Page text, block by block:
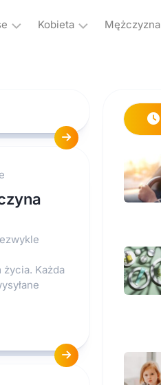
Kobieta
odchudzanie
Fitness
Mężczyzna
Męskie
sprawy
Każda